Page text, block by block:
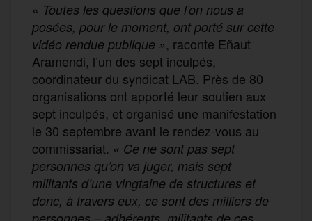
« Toutes les questions que l’on nous a
posées, pour le moment, ont porté sur cette
vidéo rendue publique », raconte Eñaut
Aramendi, l’un des sept inculpés,
coordinateur du syndicat LAB. Près de 80
organisations ont apporté leur soutien aux
sept inculpés, et organisé une manifestation
le 30 septembre avant le rendez-vous au
commissariat. « Ce ne sont pas sept
personnes qu’on va juger, mais sept
militants d’une vingtaine de structures et
donc, à travers eux, ce sont des milliers de